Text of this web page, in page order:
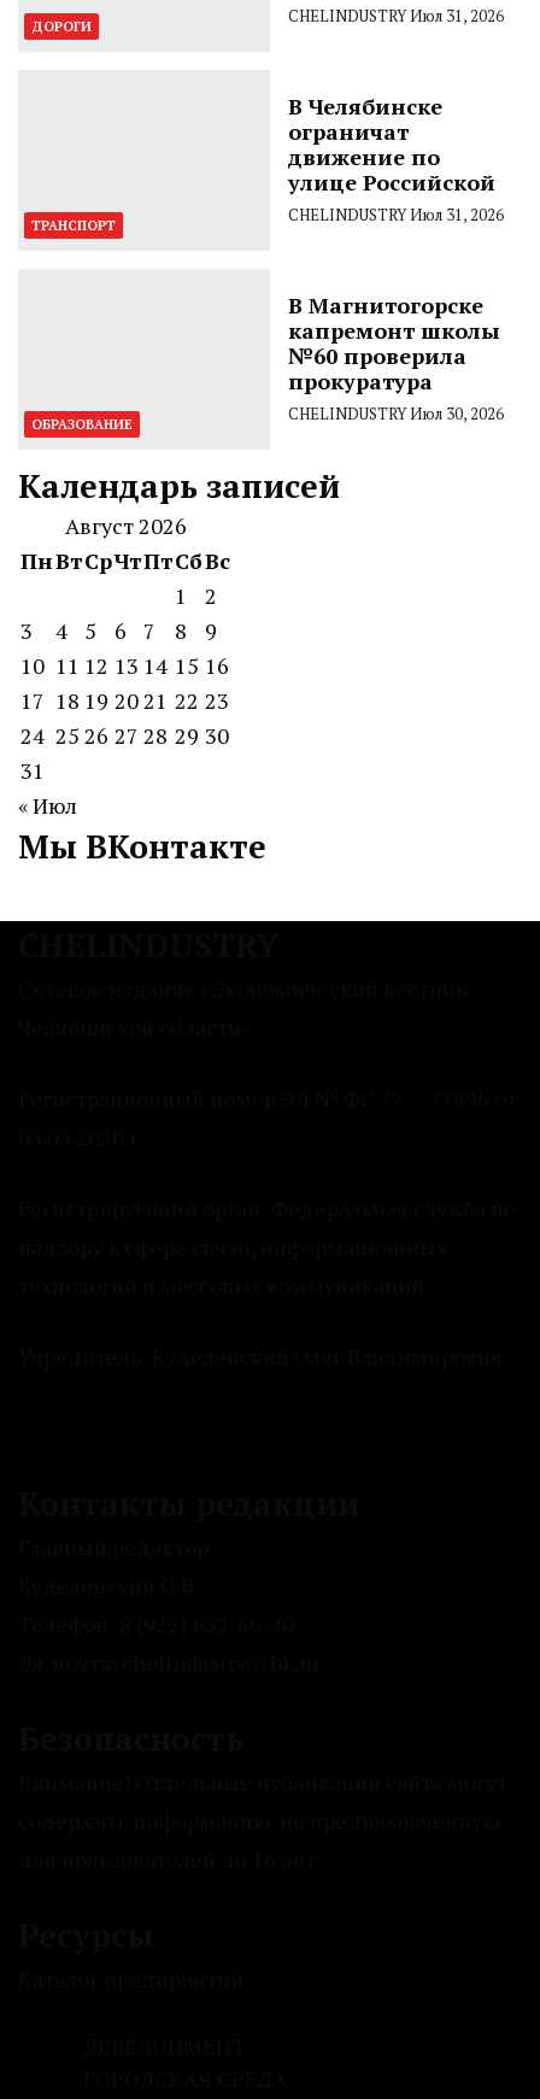
ДОРОГИ CHELINDUSTRYИюл 31, 2026
ТРАНСПОРТ
В Челябинске
ограничат
движение по
улице Российской
CHELINDUSTRYИюл 31, 2026
ОБРАЗОВАНИЕ
В Магнитогорске
капремонт школы
№60 проверила
прокуратура
CHELINDUSTRYИюл 30, 2026
Календарь записей
Август 2026
ПнВтСрЧтПтСбВс
1
2
3
4 5 6 7 8
9
10 11 12 13 14 15 16
17 18 19 2021 22 23
24 25 26 27 28 29 30
31
« Июл
Мы ВКонтакте